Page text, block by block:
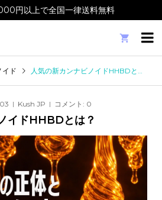
円以上で全国一律送料無料

イド 人気の新カンナビノイドHHBDとは？
Kush JP コメント: 0
イドHHBDとは？